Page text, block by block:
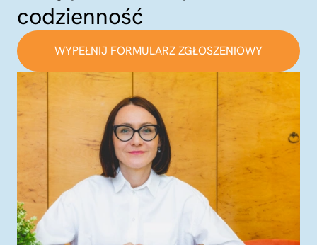
codzienność
WYPEŁNIJ FORMULARZ ZGŁOSZENIOWY